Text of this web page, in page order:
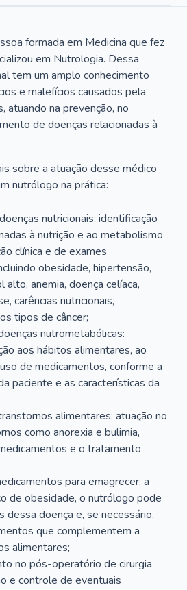
formada em Medicina que fez
em Nutrologia. Dessa
tem um amplo conhecimento
e malefícios causados pela
atuando na prevenção, no
de doenças relacionadas à
sobre a atuação desse médico
nutrólogo na prática:
nutricionais: identificação
à nutrição e ao metabolismo
clínica e de exames
obesidade, hipertensão,
anemia, doença celíaca,
carências nutricionais,
tipos de câncer;
nutrometabólicas:
aos hábitos alimentares, ao
de medicamentos, conforme a
paciente e as características da
alimentares: atuação no
como anorexia e bulimia,
e o tratamento
para emagrecer: a
de obesidade, o nutrólogo pode
dessa doença e, se necessário,
que complementem a
alimentares;
no pós-operatório de cirurgia
e controle de eventuais